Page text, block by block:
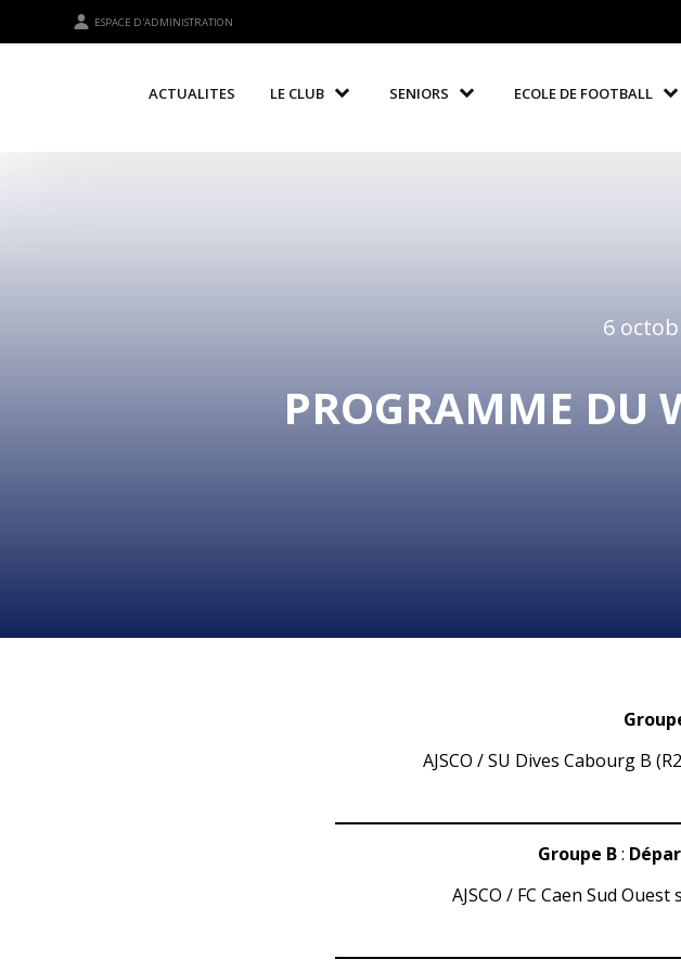
ESPACE D'ADMINISTRATION
ACTUALITES LE CLUB SENIORS ECOLE DE FOOTBALL
6
PROGRAMME DU
AJSCO / SU Dives Cabourg B
Groupe B:
AJSCO / FC Caen Sud